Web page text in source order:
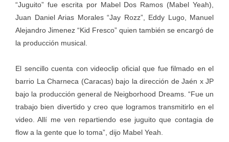
“Juguito” fue escrita por Mabel Dos Ramos (Mabel Yeah),
Juan Daniel Arias Morales “Jay Rozz”, Eddy Lugo, Manuel
Alejandro Jimenez “Kid Fresco” quien también se encargó de
la producción musical.
El sencillo cuenta con videoclip oficial que fue filmado en el
barrio La Charneca (Caracas) bajo la dirección de Jaén x JP
bajo la producción general de Neigborhood Dreams. “Fue un
trabajo bien divertido y creo que logramos transmitirlo en el
video. Allí me ven repartiendo ese juguito que contagia de
flow a la gente que lo toma”, dijo Mabel Yeah.